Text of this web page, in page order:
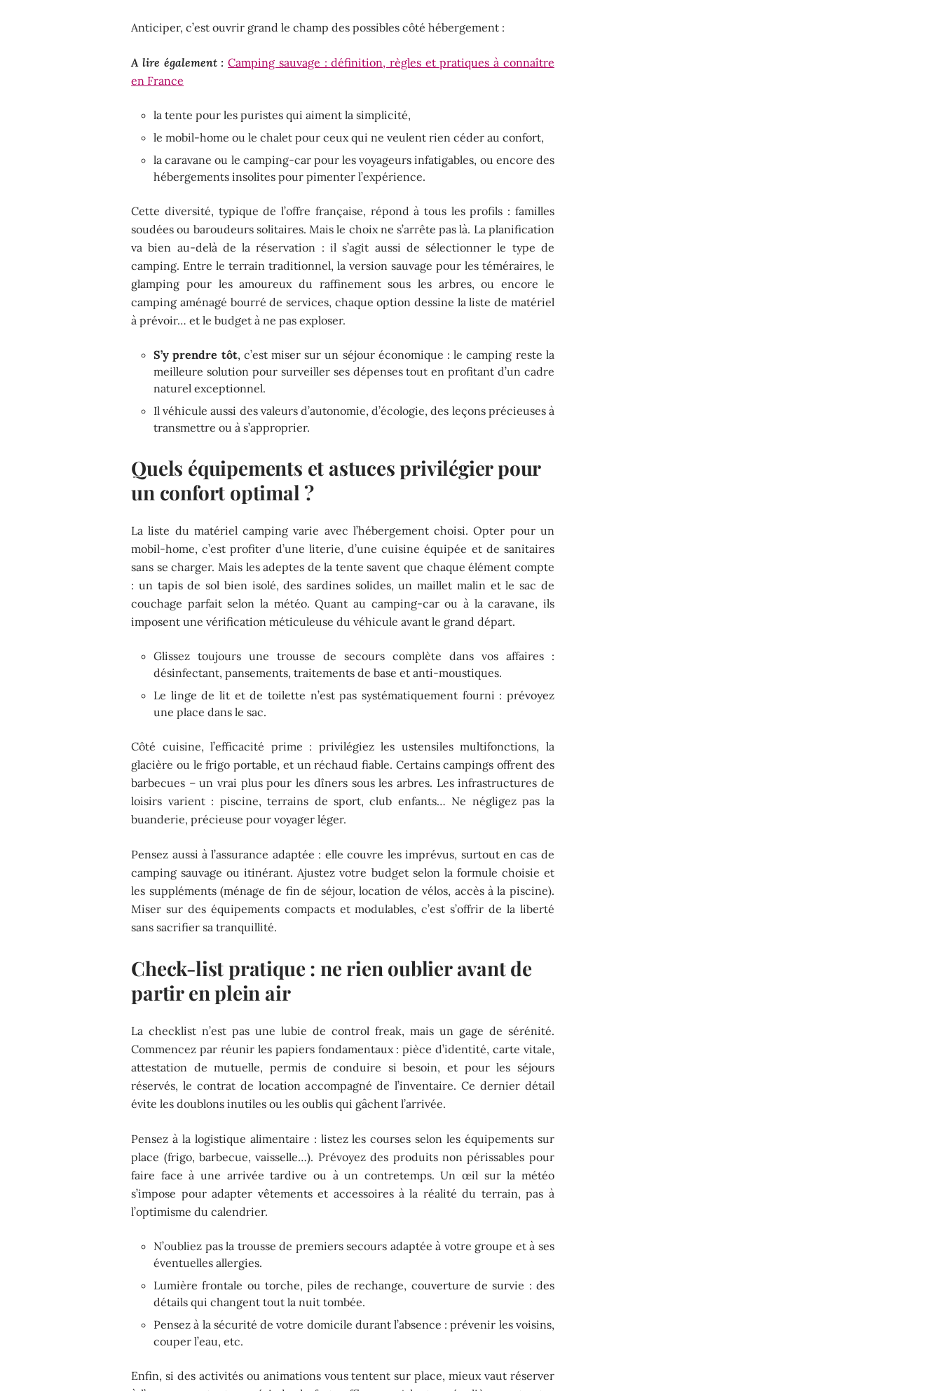
Anticiper, c’est ouvrir grand le champ des possibles côté hébergement :
A lire également : Camping sauvage : définition, règles et pratiques à connaître
en France
la tente pour les puristes qui aiment la simplicité,
le mobil-home ou le chalet pour ceux qui ne veulent rien céder au confort,
la caravane ou le camping-car pour les voyageurs infatigables, ou encore des
hébergements insolites pour pimenter l’expérience.
Cette diversité, typique de l’offre française, répond à tous les profils : familles
soudées ou baroudeurs solitaires. Mais le choix ne s’arrête pas là. La planification
va bien au-delà de la réservation : il s’agit aussi de sélectionner le type de
camping. Entre le terrain traditionnel, la version sauvage pour les téméraires, le
glamping pour les amoureux du raffinement sous les arbres, ou encore le
camping aménagé bourré de services, chaque option dessine la liste de matériel
à prévoir… et le budget à ne pas exploser.
S’y prendre tôt, c’est miser sur un séjour économique : le camping reste la
meilleure solution pour surveiller ses dépenses tout en profitant d’un cadre
naturel exceptionnel.
Il véhicule aussi des valeurs d’autonomie, d’écologie, des leçons précieuses à
transmettre ou à s’approprier.
Quels équipements et astuces privilégier pour
un confort optimal ?
La liste du matériel camping varie avec l’hébergement choisi. Opter pour un
mobil-home, c’est profiter d’une literie, d’une cuisine équipée et de sanitaires
sans se charger. Mais les adeptes de la tente savent que chaque élément compte
: un tapis de sol bien isolé, des sardines solides, un maillet malin et le sac de
couchage parfait selon la météo. Quant au camping-car ou à la caravane, ils
imposent une vérification méticuleuse du véhicule avant le grand départ.
Glissez toujours une trousse de secours complète dans vos affaires :
désinfectant, pansements, traitements de base et anti-moustiques.
Le linge de lit et de toilette n’est pas systématiquement fourni : prévoyez
une place dans le sac.
Côté cuisine, l’efficacité prime : privilégiez les ustensiles multifonctions, la
glacière ou le frigo portable, et un réchaud fiable. Certains campings offrent des
barbecues – un vrai plus pour les dîners sous les arbres. Les infrastructures de
loisirs varient : piscine, terrains de sport, club enfants… Ne négligez pas la
buanderie, précieuse pour voyager léger.
Pensez aussi à l’assurance adaptée : elle couvre les imprévus, surtout en cas de
camping sauvage ou itinérant. Ajustez votre budget selon la formule choisie et
les suppléments (ménage de fin de séjour, location de vélos, accès à la piscine).
Miser sur des équipements compacts et modulables, c’est s’offrir de la liberté
sans sacrifier sa tranquillité.
Check-list pratique : ne rien oublier avant de
partir en plein air
La checklist n’est pas une lubie de control freak, mais un gage de sérénité.
Commencez par réunir les papiers fondamentaux : pièce d’identité, carte vitale,
attestation de mutuelle, permis de conduire si besoin, et pour les séjours
réservés, le contrat de location accompagné de l’inventaire. Ce dernier détail
évite les doublons inutiles ou les oublis qui gâchent l’arrivée.
Pensez à la logistique alimentaire : listez les courses selon les équipements sur
place (frigo, barbecue, vaisselle…). Prévoyez des produits non périssables pour
faire face à une arrivée tardive ou à un contretemps. Un œil sur la météo
s’impose pour adapter vêtements et accessoires à la réalité du terrain, pas à
l’optimisme du calendrier.
N’oubliez pas la trousse de premiers secours adaptée à votre groupe et à ses
éventuelles allergies.
Lumière frontale ou torche, piles de rechange, couverture de survie : des
détails qui changent tout la nuit tombée.
Pensez à la sécurité de votre domicile durant l’absence : prévenir les voisins,
couper l’eau, etc.
Enfin, si des activités ou animations vous tentent sur place, mieux vaut réserver